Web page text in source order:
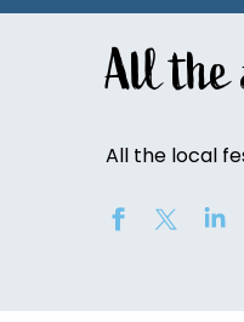
All the
All the local